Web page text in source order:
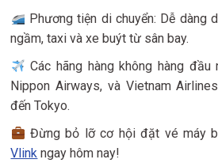
Phương tiện di chuyển: Dễ dàng
ngầm, taxi và xe buýt từ sân bay.
Các hãng hàng không hàng
Nippon Airways, và Vietnam
đến Tokyo.
Đừng bỏ lỡ cơ hội đặt vé máy
Vlink ngay hôm nay!